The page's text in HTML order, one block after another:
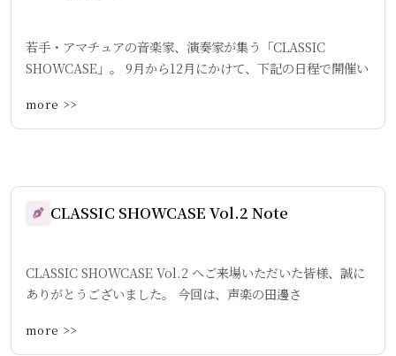
若手・アマチュアの音楽家、演奏家が集う「CLASSIC
SHOWCASE」。 9月から12月にかけて、下記の日程で開催い
more >>
CLASSIC SHOWCASE Vol.2 Note
CLASSIC SHOWCASE Vol.2 へご来場いただいた皆様、誠に
ありがとうございました。 今回は、声楽の田邊さ
more >>